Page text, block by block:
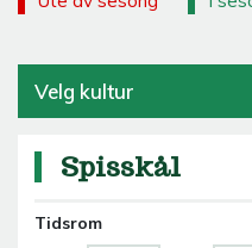
Velg kultur
Spisskål
Tidsrom